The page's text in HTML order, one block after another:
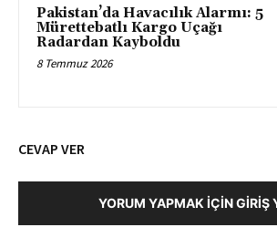
Pakistan’da Havacılık Alarmı: 5
Mürettebatlı Kargo Uçağı
Radardan Kayboldu
8 Temmuz 2026
CEVAP VER
YORUM YAPMAK İÇIN GIRIŞ